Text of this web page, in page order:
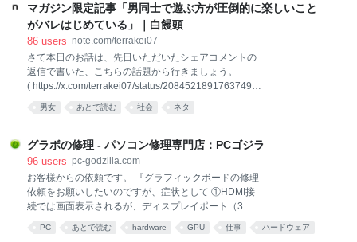
サバイバルガイド」では、エンジニアとして働く心構
えを解説しており、AIを業務のアウトプットだけでな
く、自身のスキル育成に利用することなどを推奨して
マガジン限定記事「男同士で遊ぶ方が圧倒的に楽しいこと
がバレはじめている」｜白饅頭
86 users note.com/terrakei07
さて本日のお話は、先日いただいたシェアコメントの
返信で書いた、こちらの話題から行きましょう。
( https://x.com/terrakei07/status/20845218917637493
23 より引用 ) 「意外と知られていないが『男同士の
アクティビティ』がじつは滅茶苦茶楽しい」 ――とい
りを読者から先月いただいたので、今日はまずそちら
をご紹介したいと思います。 >
https://x.com/terrakei07/status/2079121047111229874
>「男同士でバーベキューでもして慰め合ってろ」と
突き放されたころ（2010年代）は、まだ男たちは恋愛
ーベキューをやってみたら意外に楽しくてどうでもよ
男女 あとで読む 社会 ネタ
グラボの修理 - パソコン修理専門店：PCゴジラ
96 users pc-godzilla.com
お客様からの依頼です。 『グラフィックボードの修理
依頼をお願いしたいのですが、症状として ①HDMI接
続では画面表示されるが、ディスプレイポート（3か
所すべて）では認識されない。 ②GPUに負荷をかける
がファンが回らない。このためGPU温度が90度を超え
PC あとで読む hardware GPU 仕事 ハードウェア